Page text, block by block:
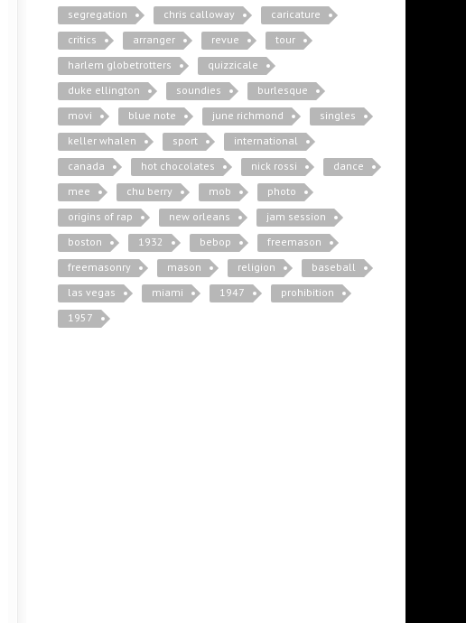
segregation
chris calloway
caricature
critics
arranger revue
tour
harlem globetrotters
quizzicale
duke ellington
soundies
burlesque
movi
blue note june richmond
singles
keller whalen
sport
international
canada
hot chocolates nick rossi
dance
mee
chu berry mob
photo
origins of rap
new orleans
jam session
boston
1932 bebop
freemason
freemasonry
mason religion
baseball
las vegas
miami 1947
prohibition
1957